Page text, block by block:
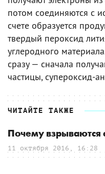
потом соединяются с
счете образуется
твердый пероксид
углеродного
сразу — сначала
частицы, супероксид-
ЧИТАЙТЕ ТАКЖЕ
Почему взрываются
11 октября 2016, 16:28